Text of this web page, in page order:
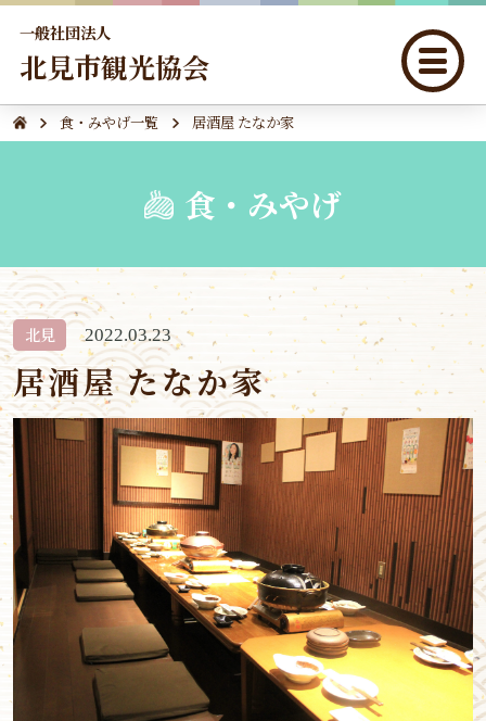
一般社団法人
北見市観光協会
食・みやげ一覧 居酒屋 たなか家
食・みやげ
北見 2022.03.23
居酒屋 たなか家